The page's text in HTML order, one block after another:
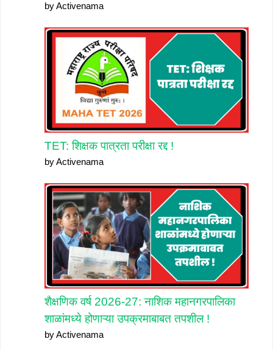
by Activenama
TET: शिक्षक पात्रता परीक्षा रद्द !
by Activenama
शैक्षणिक वर्ष 2026-27: नाशिक महानगरपालिका
शाळांमध्ये होणाऱ्या उपक्रमाबाबत तपशील !
by Activenama